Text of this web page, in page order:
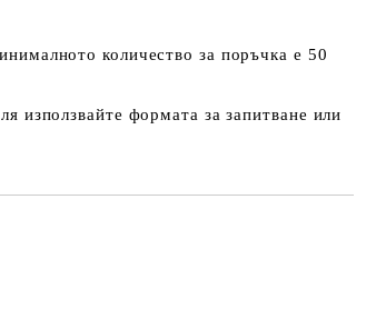
количество за поръчка е 50
използвайте формата за запитване или